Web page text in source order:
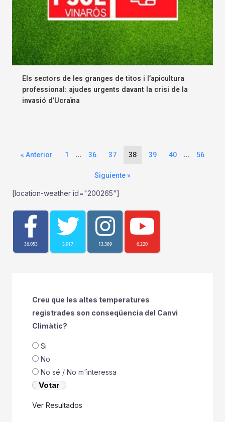
Els sectors de les granges de titos i l’apicultura
professional: ajudes urgents davant la crisi de la
invasió d’Ucraïna
« Anterior 1 … 36 37 38 39 40 … 56
Siguiente »
[location-weather id="200265"]
36,053 3,917 13,389 6,220
Creu que les altes temperatures
registrades son conseqüencia del Canvi
Climàtic?
Si
No
No sé / No m'ìnteressa
Ver Resultados